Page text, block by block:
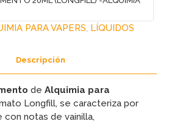
PARA VAPERS, LÍQUIDOS
Descripción
deAlquimia para
Longfill, se caracteriza por
con notas de vainilla,